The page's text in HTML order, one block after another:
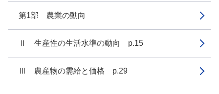
第1部 農業の動向
Ⅱ 生産性の生活水準の動向 p.15
Ⅲ 農産物の需給と価格 p.29